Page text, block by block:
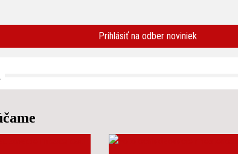
Prihlásiť na odber noviniek